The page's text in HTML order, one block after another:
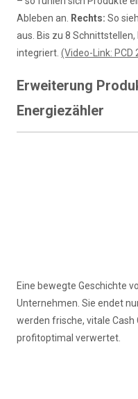
Ableben an.
Rechts: So
aus. Bis zu 8
integriert. (Video-Link: PCD
Erweiterung
Energiezähler
Eine bewegte Geschichte
Unternehmen. Sie endet
werden frische, vitale
profitoptimal verwertet.